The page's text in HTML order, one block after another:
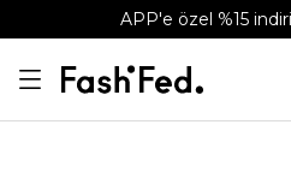
APP'e özel %15